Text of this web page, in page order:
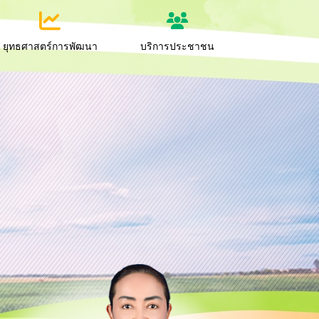
ยุทธศาสตร์การพัฒนา บริการประชาชน